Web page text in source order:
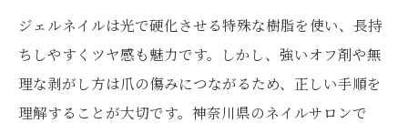
ジェルネイルは光で硬化させる特殊な樹脂を使い、長持
ちしやすくツヤ感も魅力です。しかし、強いオフ剤や無
理な剥がし方は爪の傷みにつながるため、正しい手順を
理解することが大切です。神奈川県のネイルサロンで